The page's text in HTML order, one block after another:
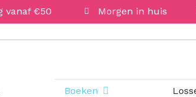
vanaf €50 Morgen in huis
Abonnementen
Boeken Open Boeken